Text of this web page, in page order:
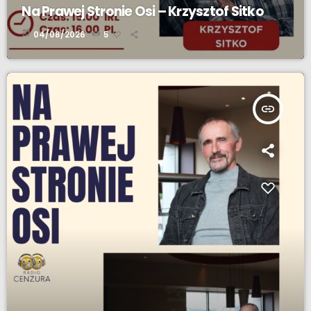
Na Prawej Stronie Osi – Krzysztof Sitko
today 04/08/2026 5
insert_link